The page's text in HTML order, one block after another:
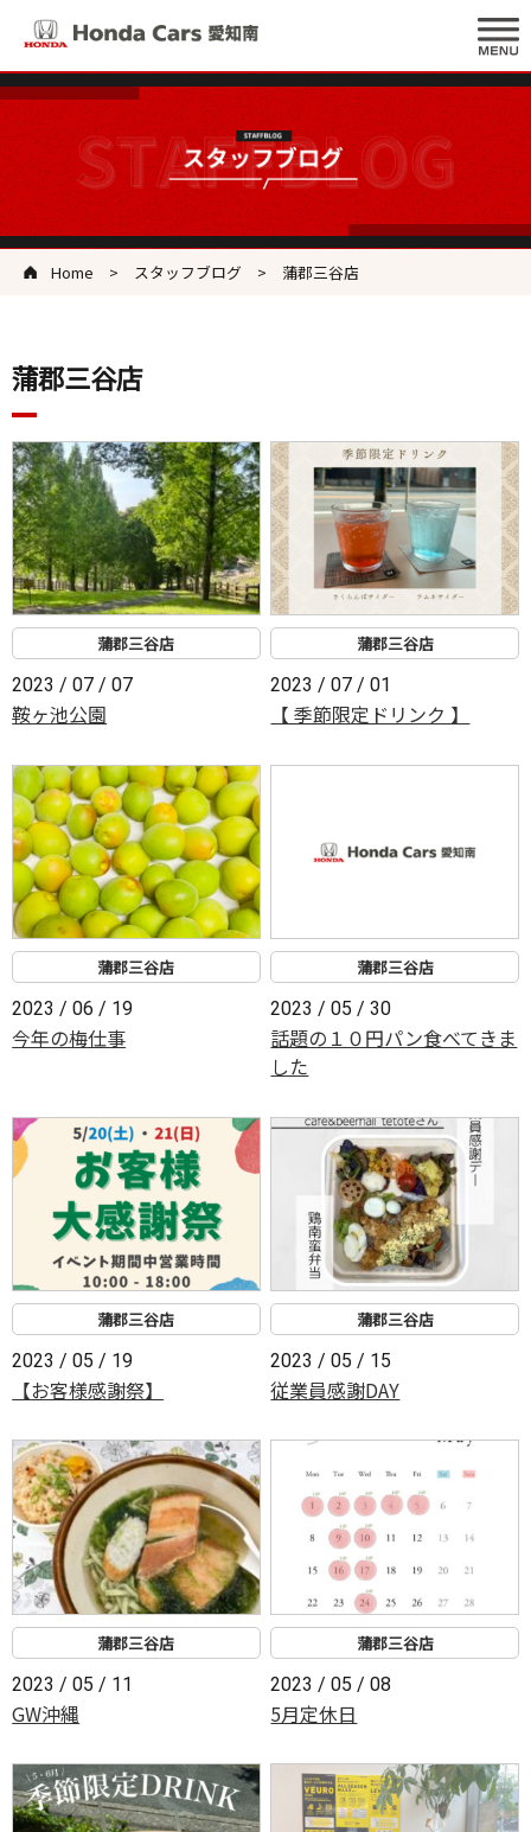
Home スタッフブログ 蒲郡三谷店
蒲郡三谷店
蒲郡三谷店
2023 / 07 / 07
鞍ヶ池公園
蒲郡三谷店
2023 / 07 / 01
【 季節限定ドリンク 】
蒲郡三谷店
2023 / 06 / 19
今年の梅仕事
蒲郡三谷店
2023 / 05 / 30
話題の１０円パン食べてきま
した
蒲郡三谷店
2023 / 05 / 19
【お客様感謝祭】
蒲郡三谷店
2023 / 05 / 15
従業員感謝DAY
蒲郡三谷店
2023 / 05 / 11
GW沖縄
蒲郡三谷店
2023 / 05 / 08
5月定休日